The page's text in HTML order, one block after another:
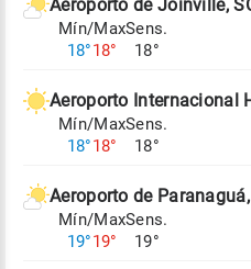
Aeroporto de Joinville,
Mín/Max
18°18°
Sens.
18°
Aeroporto Internacional
Mín/Max
18°18°
Sens.
18°
Aeroporto de
Mín/Max
19°19°
Sens.
19°